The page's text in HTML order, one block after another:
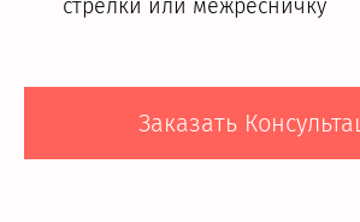
стрелки или межресничку
Заказать